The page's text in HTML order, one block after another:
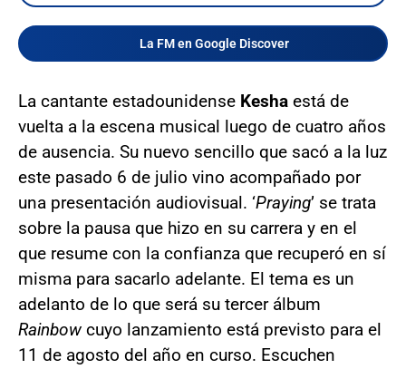
La FM en Google Discover
La cantante estadounidense Kesha está de
vuelta a la escena musical luego de cuatro años
de ausencia. Su nuevo sencillo que sacó a la luz
este pasado 6 de julio vino acompañado por
una presentación audiovisual. ‘Praying’ se trata
sobre la pausa que hizo en su carrera y en el
que resume con la confianza que recuperó en sí
misma para sacarlo adelante. El tema es un
adelanto de lo que será su tercer álbum
Rainbow cuyo lanzamiento está previsto para el
11 de agosto del año en curso. Escuchen